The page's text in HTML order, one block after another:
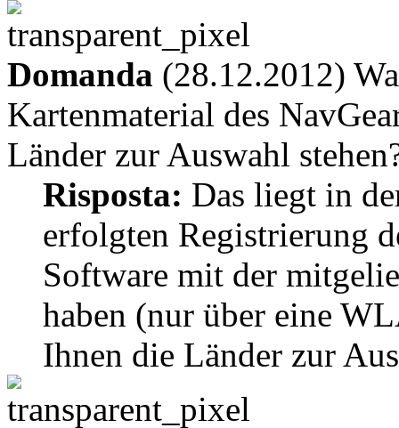
Domanda (28.12.2012)
Kartenmaterial des
Länder zur Auswahl
Risposta: Das liegt in
erfolgten Registrierung
Software mit der
haben (nur über eine
Ihnen die Länder zur